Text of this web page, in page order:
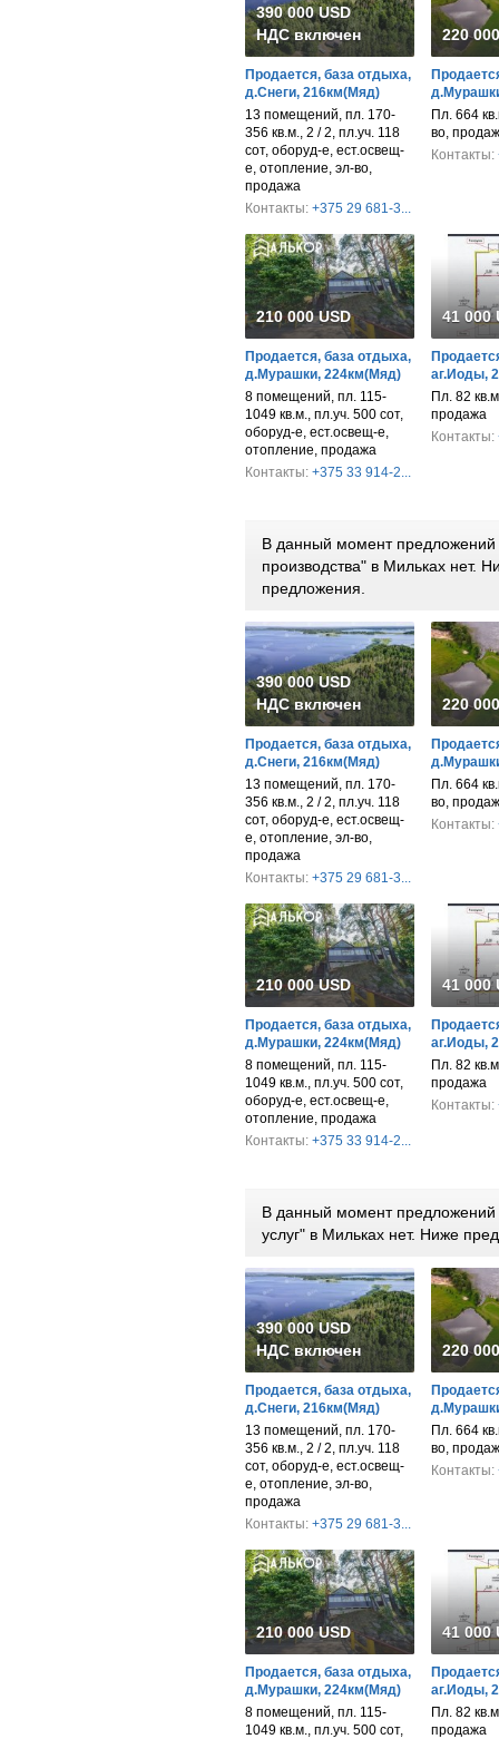
390 000 USD
НДС включен
Продается, база отдыха,
д.Снеги, 216км(Мяд)
13 помещений, пл. 170-
356 кв.м., 2 / 2, пл.уч. 118
сот, оборуд-е, ест.освещ-
е, отопление, эл-во,
продажа
Контакты: +375 29 681-3...
220
Пл. 664
во,
Контакты:
210 000 USD
Продается, база отдыха,
д.Мурашки, 224км(Мяд)
8 помещений, пл. 115-
1049 кв.м., пл.уч. 500 сот,
оборуд-е, ест.освещ-е,
отопление, продажа
Контакты: +375 33 914-2...
41 000
аг.Иоды,
Пл. 82
продажа
Контакты:
В данный момент
производства" в Мильках нет.
предложения.
390 000 USD
НДС включен
Продается, база отдыха,
д.Снеги, 216км(Мяд)
13 помещений, пл. 170-
356 кв.м., 2 / 2, пл.уч. 118
сот, оборуд-е, ест.освещ-
е, отопление, эл-во,
продажа
Контакты: +375 29 681-3...
220
Пл. 664
во,
Контакты:
210 000 USD
Продается, база отдыха,
д.Мурашки, 224км(Мяд)
8 помещений, пл. 115-
1049 кв.м., пл.уч. 500 сот,
оборуд-е, ест.освещ-е,
отопление, продажа
Контакты: +375 33 914-2...
41 000
аг.Иоды,
Пл. 82
продажа
Контакты:
В данный момент
услуг" в Мильках нет. Ниже
390 000 USD
НДС включен
Продается, база отдыха,
д.Снеги, 216км(Мяд)
13 помещений, пл. 170-
356 кв.м., 2 / 2, пл.уч. 118
сот, оборуд-е, ест.освещ-
е, отопление, эл-во,
продажа
Контакты: +375 29 681-3...
220
Пл. 664
во,
Контакты:
210 000 USD
Продается, база отдыха,
д.Мурашки, 224км(Мяд)
8 помещений, пл. 115-
1049 кв.м., пл.уч. 500 сот,
41 000
аг.Иоды,
Пл. 82
продажа